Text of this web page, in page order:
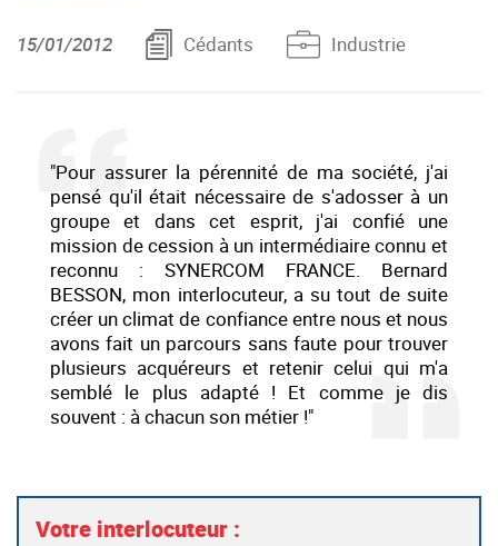
15/01/2012 Cédants Industrie
"Pour assurer la pérennité de ma société, j'ai
pensé qu'il était nécessaire de s'adosser à un
groupe et dans cet esprit, j'ai confié une
mission de cession à un intermédiaire connu et
reconnu : SYNERCOM FRANCE. Bernard
BESSON, mon interlocuteur, a su tout de suite
créer un climat de confiance entre nous et nous
avons fait un parcours sans faute pour trouver
plusieurs acquéreurs et retenir celui qui m'a
semblé le plus adapté ! Et comme je dis
souvent : à chacun son métier !"
Votre interlocuteur :